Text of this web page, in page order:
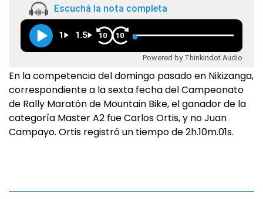
Escuchá la nota completa
1 1.5 10 10
Powered by Thinkindot Audio
En la competencia del domingo pasado en Nikizanga,
correspondiente a la sexta fecha del Campeonato
de Rally Maratón de Mountain Bike, el ganador de la
categoría Master A2 fue Carlos Ortis, y no Juan
Campayo. Ortis registró un tiempo de 2h.10m.01s.